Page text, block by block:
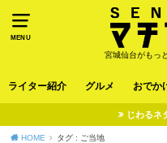
MENU
宮城仙台がもっ
ライター紹介 グルメ おでか
じわるネ
HOME タグ : ご当地